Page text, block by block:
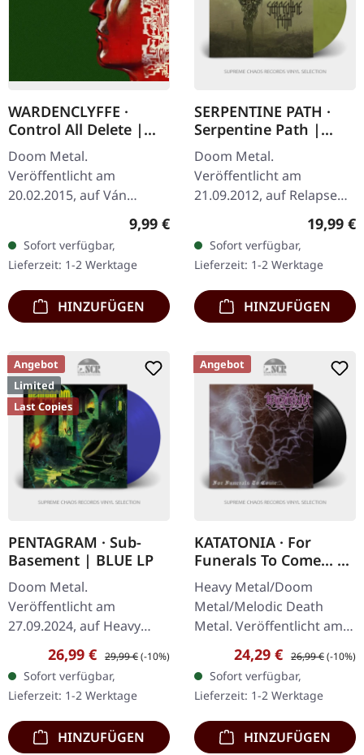
WARDENCLYFFE ·
Control All Delete |
DIGIPAK CD
Doom Metal.
Veröffentlicht am
20.02.2015, auf Ván
Records. CD in DigiPak.
Wardenclyffe liefern mit
„Control All Delete" ein
vernichtendes Zeugnis…
Regulärer Preis:
9,99 €
Sofort verfügbar,
Lieferzeit: 1-2 Werktage
HINZUFÜGEN
SERPENTINE PATH ·
Serpentine Path |
SNOT GREEN LP
Doom Metal.
Veröffentlicht am
21.09.2012, auf Relapse
Records. Schleimgrünes
Vinyl in Standard-Cover
mit UV-Veredelung und
Einleger. Limitiert auf…
19,99 €
Sofort verfügbar,
Lieferzeit: 1-2 Werktage
HINZUFÜGEN
Angebot
Limited
Last Copies
PENTAGRAM · Sub-
Basement | BLUE LP
Doom Metal.
Veröffentlicht am
27.09.2024, auf Heavy
Psych Sounds Records.
Blaues Vinyl, remasterte
Version, brandneues
Cover von Solo Macello,…
Verkaufspreis:
26,99 € Regulärer Preis:
29,99 €(-10%)
Sofort verfügbar,
Lieferzeit: 1-2 Werktage
HINZUFÜGEN
Angebot
KATATONIA · For
Funerals To Come... |
BLACK LP
Heavy Metal/Doom
Metal/Melodic Death
Metal. Veröffentlicht am
14.02.2012, auf Peaceville
Records. Schwarzes Vinyl.
Diese eindringliche
Sammlung zeigt…
Verkaufspreis:
24,29 € Regulärer Preis:
26,99 €(-10%)
Sofort verfügbar,
Lieferzeit: 1-2 Werktage
HINZUFÜGEN